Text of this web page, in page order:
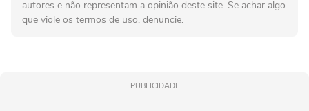
autores e não representam a opinião deste site. Se achar algo
que viole os termos de uso, denuncie.
PUBLICIDADE